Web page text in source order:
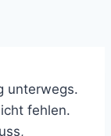
unterwegs.
fehlen.